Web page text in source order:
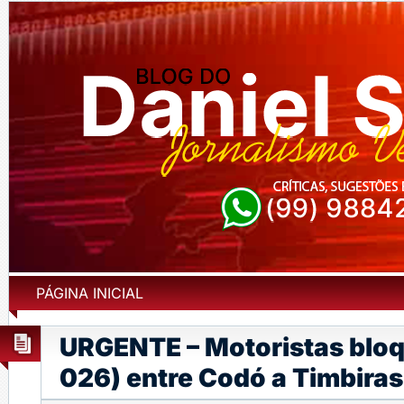
PÁGINA INICIAL
URGENTE – Motoristas
026) entre Codó a